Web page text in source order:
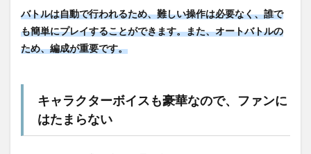
バトルは自動で行われるため、難しい操作は必要なく、誰で
も簡単にプレイすることができます。また、オートバトルの
ため、編成が重要です。
キャラクターボイスも豪華なので、ファンに
はたまらない